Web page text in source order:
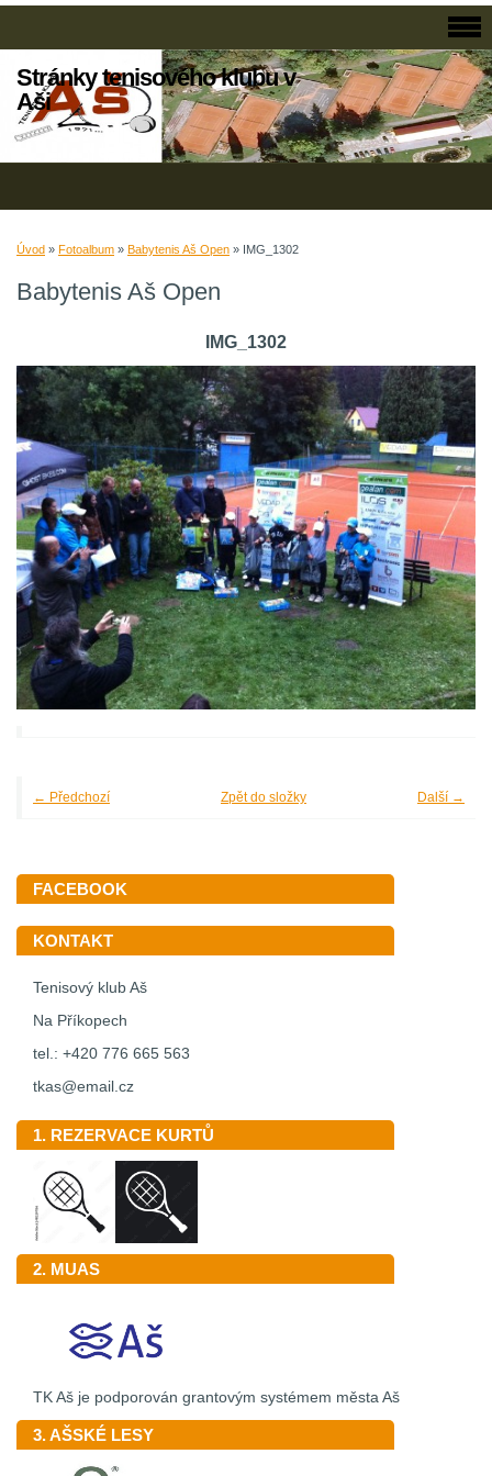
Stránky tenisového klubu v
Aši
Úvod » Fotoalbum » Babytenis Aš Open » IMG_1302
Babytenis Aš Open
IMG_1302
← Předchozí Další →
Zpět do složky
FACEBOOK
KONTAKT
Tenisový klub Aš
Na Příkopech
tel.: +420 776 665 563
tkas@email.cz
1. REZERVACE KURTŮ
2. MUAS
TK Aš je podporován grantovým systémem města Aš
3. AŠSKÉ LESY